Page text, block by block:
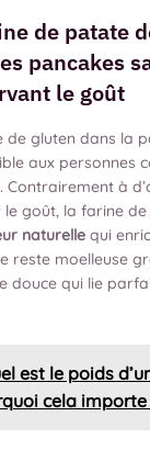
de patate
pancakes
le goût
de gluten dans la
aux personnes
Contrairement à
goût, la farine
naturellequi
reste moelleuse
douce qui lie
est le poids
cela importe